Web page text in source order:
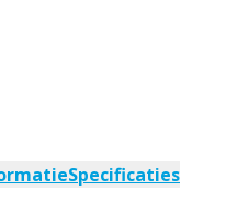
Specificaties